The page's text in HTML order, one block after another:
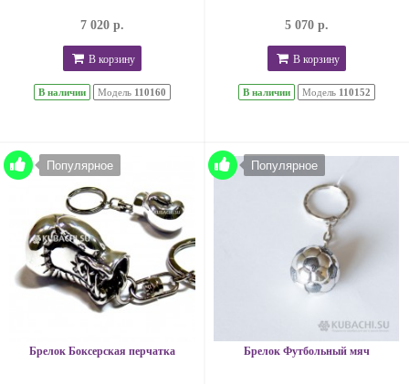
7 020 р.
В корзину
В наличии Модель 110160
5 070 р.
В корзину
В наличии Модель 110152
Популярное
Брелок Боксерская перчатка
Популярное
Брелок Футбольный мяч